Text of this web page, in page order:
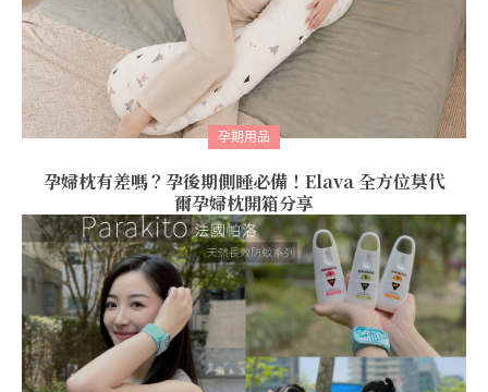
孕期用品
孕婦枕有差嗎？孕後期側睡必備！Elava 全方位莫代
爾孕婦枕開箱分享